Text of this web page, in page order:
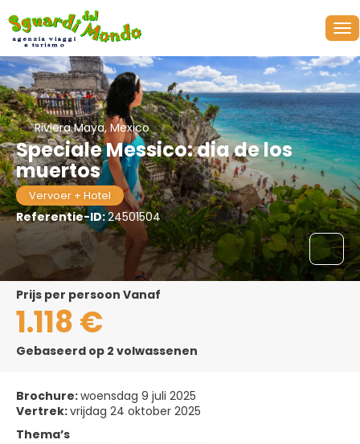
Riviera Maya, Mexico
Speciale Messico: dia de los
muertos
Vervoer + Hotel
Referentie-ID:24501504
prijs per persoon Vanaf
1.118 €
Gebaseerd op 2 volwassenen
Brochure:woensdag 9 juli 2025
Vertrek:vrijdag 24 oktober 2025
Thema’s